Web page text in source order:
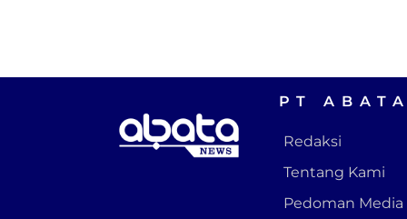
PT
Redaksi
Tentang Kami
Pedoman Media